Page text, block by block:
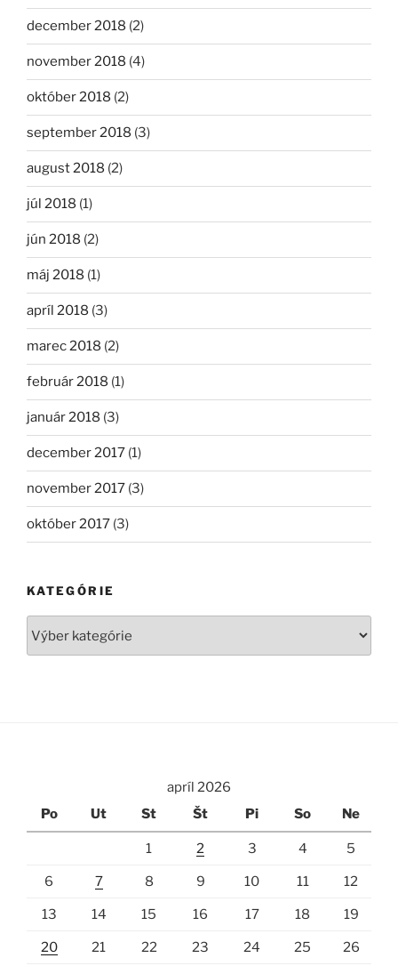
december 2018 (2)
november 2018 (4)
október 2018 (2)
september 2018 (3)
august 2018 (2)
júl 2018 (1)
jún 2018 (2)
máj 2018 (1)
apríl 2018 (3)
marec 2018 (2)
február 2018 (1)
január 2018 (3)
december 2017 (1)
november 2017 (3)
október 2017 (3)
KATEGÓRIE
apríl 2026
Po
Ut St Št Pi So Ne
1 2 3 4 5
6 7 8 9 10 11 12
13 14 15 16 17 18 19
20 21 22 23 24 25 26